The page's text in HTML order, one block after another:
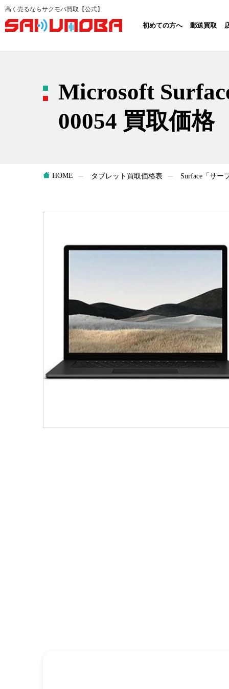
高く売るならサクモバ買取【公式】
初めての方へ 郵送買取
Microsoft
00054 買取価格
HOME タブレット買取価格表 Surface「サー